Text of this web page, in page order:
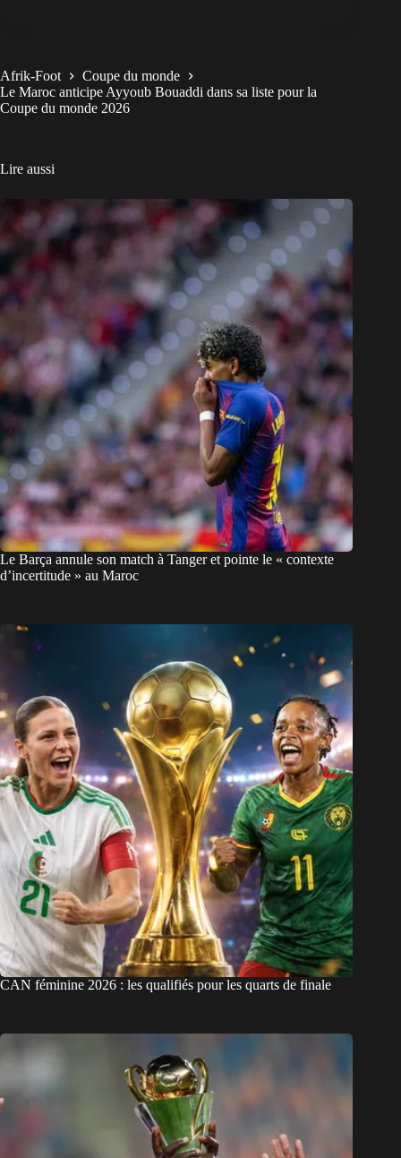
Afrik-Foot
Coupe du monde
Le Maroc anticipe Ayyoub Bouaddi dans sa liste pour la
Coupe du monde 2026
Lire aussi
Le Barça annule son match à Tanger et pointe le « contexte
d’incertitude » au Maroc
CAN féminine 2026 : les qualifiés pour les quarts de finale